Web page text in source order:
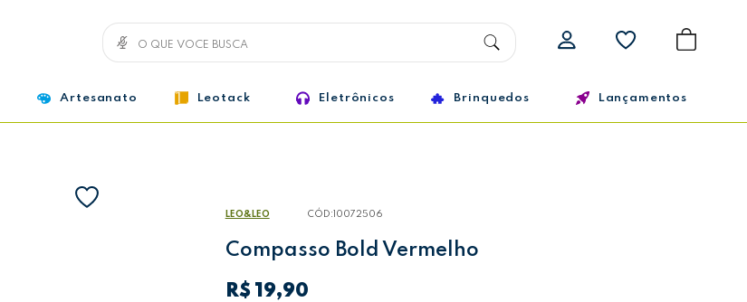
Artesanato Leotack Eletrônicos Brinquedos Lançamentos
LEO&LEO CÓD: 10072506
Compasso Bold Vermelho
R$ 19,90